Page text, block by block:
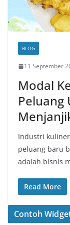
BLOG
11 September
Modal
Peluang
Industri
peluang baru
adalah bisnis
Read More
Contoh